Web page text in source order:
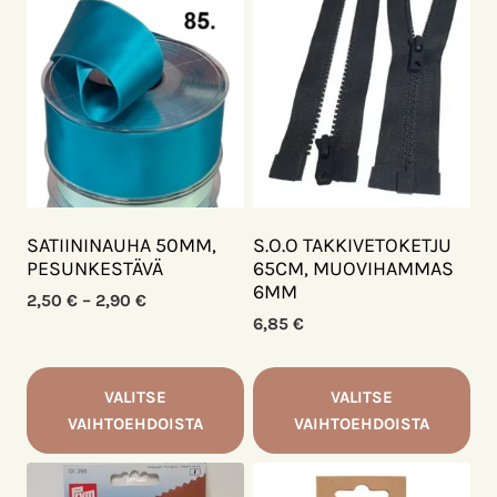
SATIININAUHA 50MM,
PESUNKESTÄVÄ
2,50 € – 2,90 €Hintaluokka:
2,90 €
VALITSE
VAIHTOEHDOISTA
Tällä
S.O.O TAKKIVETOKETJU
65CM, MUOVIHAMMAS
6MM
6,85 €
VALITSE
VAIHTOEHDOISTA